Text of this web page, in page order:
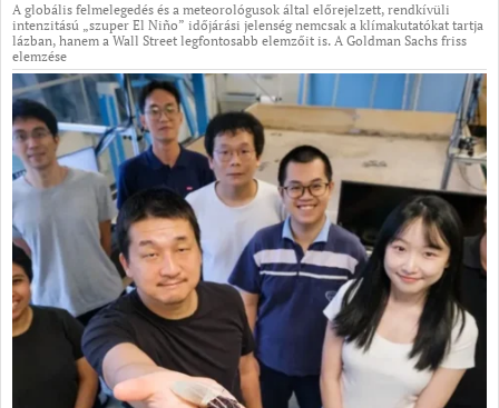
A globális felmelegedés és a meteorológusok által előrejelzett, rendkívüli
intenzitású „szuper El Niño” időjárási jelenség nemcsak a klímakutatókat tartja
lázban, hanem a Wall Street legfontosabb elemzőit is. A Goldman Sachs friss
elemzése